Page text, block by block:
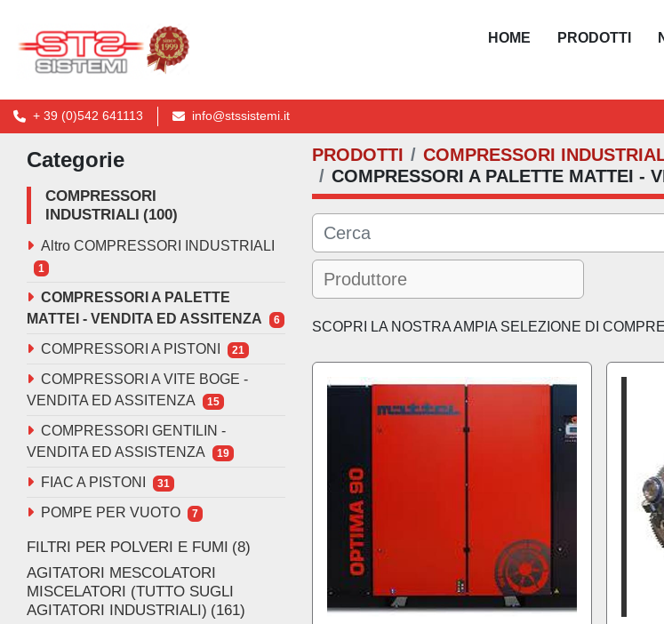
HOME PRODOTTI
+ 39 (0)542 641113 info@stssistemi.it
Categorie
COMPRESSORI
INDUSTRIALI
100
Altro COMPRESSORI INDUSTRIALI
1
COMPRESSORI A PALETTE
MATTEI - VENDITA ED ASSITENZA
6
COMPRESSORI A PISTONI 21
COMPRESSORI A VITE BOGE -
VENDITA ED ASSITENZA
15
COMPRESSORI GENTILIN -
VENDITA ED ASSISTENZA
19
FIAC A PISTONI 31
POMPE PER VUOTO 7
FILTRI PER POLVERI E FUMI 8
AGITATORI MESCOLATORI
MISCELATORI (TUTTO SUGLI
AGITATORI INDUSTRIALI)
161
PRODOTTI
COMPRESSORI
COMPRESSORI A PALETTE MATTEI -
SCOPRI LA NOSTRA AMPIA SELEZIONE DI